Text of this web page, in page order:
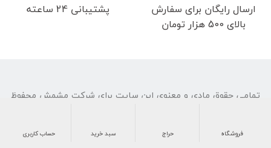
ارسال رایگان برای سفارش
بالای 500 هزار تومان
پشتیبانی 24 ساعته
تمامی حقوق مادی و معنوی این سایت برای شرکت مشمش محفوظ
فروشگاه حراج سبد خرید حساب کاربری